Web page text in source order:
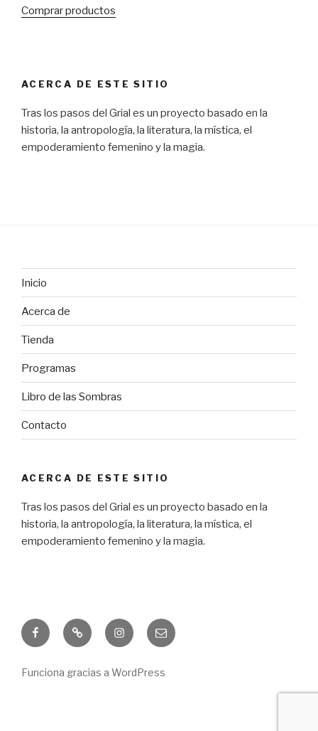
Comprar productos
ACERCA DE ESTE SITIO
Tras los pasos del Grial es un proyecto basado en la
historia, la antropología, la literatura, la mística, el
empoderamiento femenino y la magia.
Inicio
Acerca de
Tienda
Programas
Libro de las Sombras
Contacto
ACERCA DE ESTE SITIO
Tras los pasos del Grial es un proyecto basado en la
historia, la antropología, la literatura, la mística, el
empoderamiento femenino y la magia.
FacebookFreebie InstagramCorreo
electrónico
Funciona gracias a WordPress